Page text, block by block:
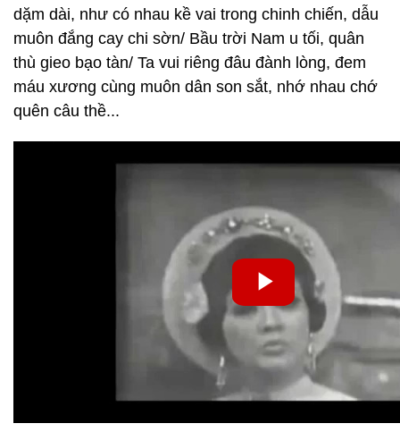
dặm dài, như có nhau kề vai trong chinh chiến, dẫu
muôn đắng cay chi sờn/ Bầu trời Nam u tối, quân
thù gieo bạo tàn/ Ta vui riêng đâu đành lòng, đem
máu xương cùng muôn dân son sắt, nhớ nhau chớ
quên câu thề...